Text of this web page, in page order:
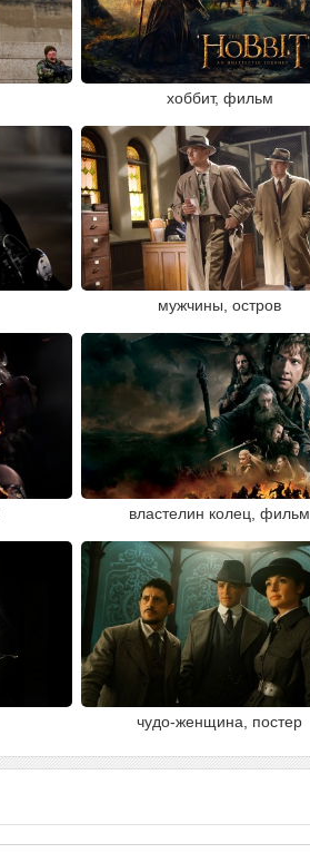
хоббит, фильм
мужчины, остров
властелин колец, фильм
чудо-женщина, постер